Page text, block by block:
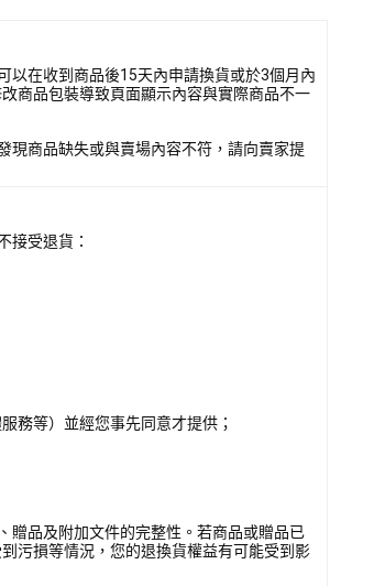
以在收到商品後15天內申請換貨或於3個月內
商品包裝導致頁面顯示內容與實際商品不一
現商品缺失或與賣場內容不符，請向賣家提
接受退貨：
務等）並經您事先同意才提供；
贈品及附加文件的完整性。若商品或贈品已
污損等情況，您的退換貨權益有可能受到影